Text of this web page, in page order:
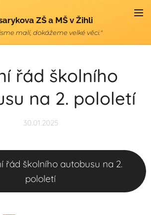
ZŠ a MŠ v Žihli
malí, dokážeme velké věci."
řád školního
na 2. pololetí
30.01.2025
řád školního autobusu na 2.
pololetí